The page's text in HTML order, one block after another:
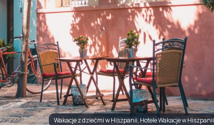
Wakacje z dziećmi w Hiszpanii, Hotele Wakacje w Hiszpanii